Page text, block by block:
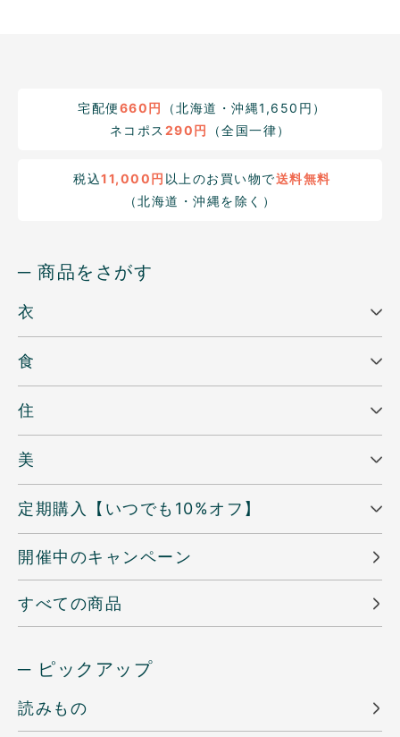
宅配便660円
（北海道・沖縄1,650円）
ネコポス 290円 （全国一律）
税込11,000円 以上のお買い物で送料無料
（北海道・沖縄を除く）
─ 商品をさがす
衣
食
住
美
定期購入【いつでも10%オフ】
開催中のキャンペーン
すべての商品
─ ピックアップ
読みもの